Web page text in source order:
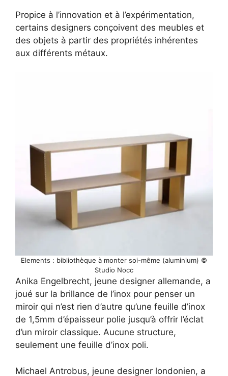
Propice à l’innovation et à l’expérimentation,
certains designers conçoivent des meubles et
des objets à partir des propriétés inhérentes
aux différents métaux.
Elements : bibliothèque à monter soi-même (aluminium) ©
Studio Nocc
Anika Engelbrecht, jeune designer allemande, a
joué sur la brillance de l’inox pour penser un
miroir qui n’est rien d’autre qu’une feuille d’inox
de 1,5mm d’épaisseur polie jusqu’à offrir l’éclat
d’un miroir classique. Aucune structure,
seulement une feuille d’inox poli.
Michael Antrobus, jeune designer londonien, a